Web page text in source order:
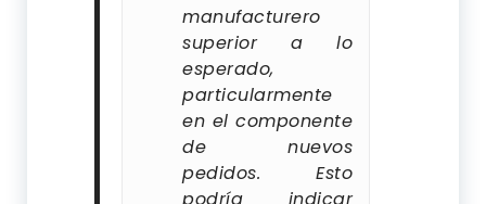
manufacturero
superior a lo
esperado,
particularmente
en el componente
de nuevos
pedidos. Esto